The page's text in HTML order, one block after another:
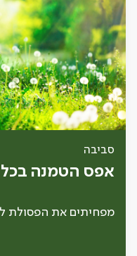
סביבה
אפס הטמנה בכל
מפחיתים את הפסולת